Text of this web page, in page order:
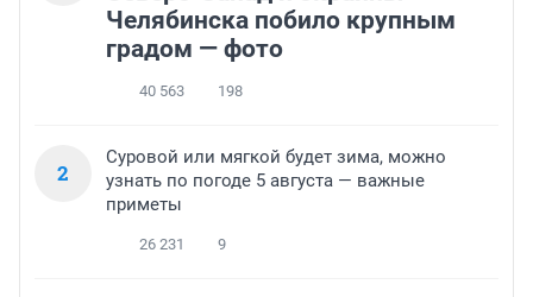
Челябинска побило крупным
градом — фото
40 563 198
2
Суровой или мягкой будет зима, можно
узнать по погоде 5 августа — важные
приметы
26 231 9